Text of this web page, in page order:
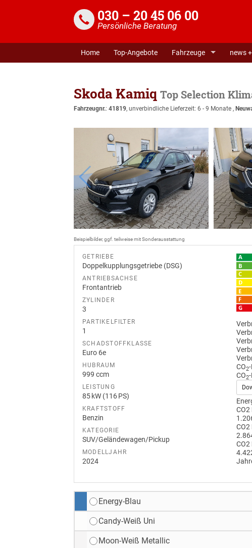
030 – 20 45 06 00
Persönliche Beratung
Home Top-Angebote Fahrzeuge news
Skoda Kamiq Top Selection
Fahrzeugnr.: 41819, unverbindliche Lieferzeit: 6 - 9 Monate ,
Beispielbilder, ggf. teilweise mit Sonderausstattung
GETRIEBE
Doppelkupplungsgetriebe (DSG)
ANTRIEBSACHSE
Frontantrieb
ZYLINDER
3
PARTIKELFILTER
1
SCHADSTOFFKLASSE
Euro 6e
HUBRAUM
999 ccm
LEISTUNG
85 kW (116 PS)
KRAFTSTOFF
Benzin
KATEGORIE
SUV/Geländewagen/Pickup
MODELLJAHR
2024
CO2
CO2
Energy-Blau
Candy-Weiß Uni
Moon-Weiß Metallic